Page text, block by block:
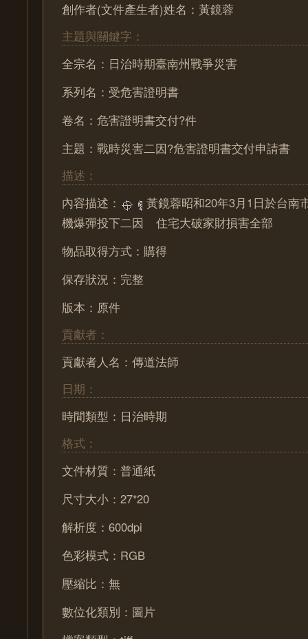
創作者(文件產生者)姓名：黃鏡蓉
主題與關鍵字：
全宗名：日治時期臺南州戰爭災害
系列名：受危害證明書
卷名：危害證明書交付?件
主題：戰時災害二因?危害證明書交付申請書
描述：
內容描述：
黃鏡蓉昭和20年3月1日於台南
機爆彈投下二因
住宅大破家財損害全部
物品取得方式：購得
保存狀況：完整
版本：原件
貢獻者：
貢獻者人名：傳道法師
日期：
時間類型：日治時期
格式：
文件材質：普通紙
尺寸大小：27*20
解析度：600dpi
色彩模式：RGB
壓縮比：無
數位化類別：圖片